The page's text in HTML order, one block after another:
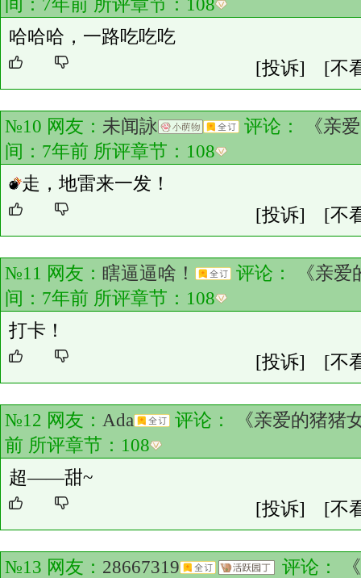
间：7年前 所评章节： 108
哈哈哈，一路吃吃吃
[投诉]
[不
№10 网友： 未闻詠 评论：
《亲
间：7年前 所评章节： 108
走，地雷来一发！
[投诉]
[不
№11 网友： 瞎逼逼啥！ 评论：
《亲
间：7年前 所评章节： 108
打卡！
[投诉]
[不
№12 网友： Ada 评论：
《亲爱的猪猪
前 所评章节： 108
超——甜~
[投诉]
[不
№13 网友： 28667319 评论：